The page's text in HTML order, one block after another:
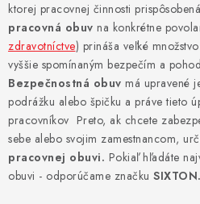
OCHRANNÉ POMÔCKY
PROFESIE
AKCIE
% OUTLET
ktorej pracovnej činnosti
pracovná obuv na konkrétne
zdravotníctve) prináša veľké
vyššie spomínaným bezpečím a
Bezpečnostná obuv má upravené
podrážku alebo špičku a práve tieto
pracovníkov Preto, ak chcete
sebe alebo svojim zamestnancom,
pracovnej obuvi. Pokiaľ hľadáte
obuvi - odporúčame značku SIXTON.